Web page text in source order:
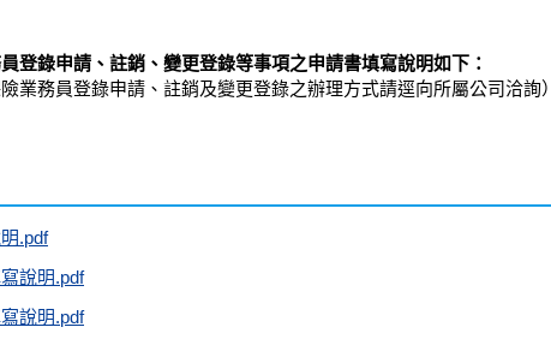
登錄申請、註銷、變更登錄等事項之申請書填寫說明如下：
險業務員登錄申請、註銷及變更登錄之辦理方式請逕向所屬公司洽詢）
.pdf
說明.pdf
說明.pdf